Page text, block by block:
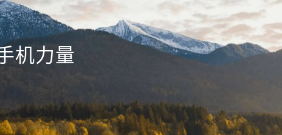
绝客户流失。
机力量